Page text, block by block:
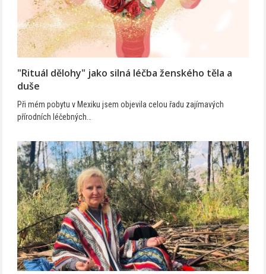
"Rituál dělohy" jako silná léčba ženského těla a
duše
Při mém pobytu v Mexiku jsem objevila celou řadu zajímavých
přírodních léčebných…